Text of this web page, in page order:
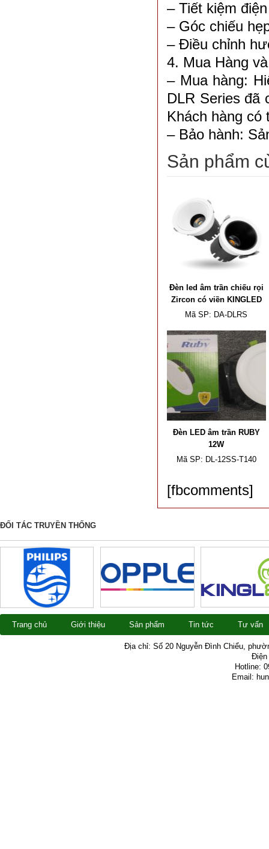
– Tiết kiệm
– Góc chiếu
– Điều chỉnh
4. Mua Hàng
– Mua hàng:
DLR Series đã
Khách hàng có
– Bảo hành:
Sản phẩm
Đèn led âm trần chiếu rọi
Zircon có viền KINGLED
Mã SP: DA-DLRS
Đèn LED âm trần RUBY
12W
Mã SP: DL-12SS-T140
[fbcomments]
ĐỐI TÁC TRUYỀN THỐNG
Trang chủ Giới thiệu Sản phẩm Tin tức Tư vấn
Địa chỉ: Số 20 Nguyễn Đình Chiểu,
Điện
Hotline:
Email: